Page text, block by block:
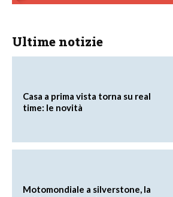
Ultime notizie
Casa a prima vista torna su real
time: le novità
Motomondiale a silverstone, la